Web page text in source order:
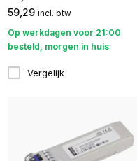
59,29 incl. btw
Op werkdagen voor 21:00
besteld, morgen in huis
Vergelijk